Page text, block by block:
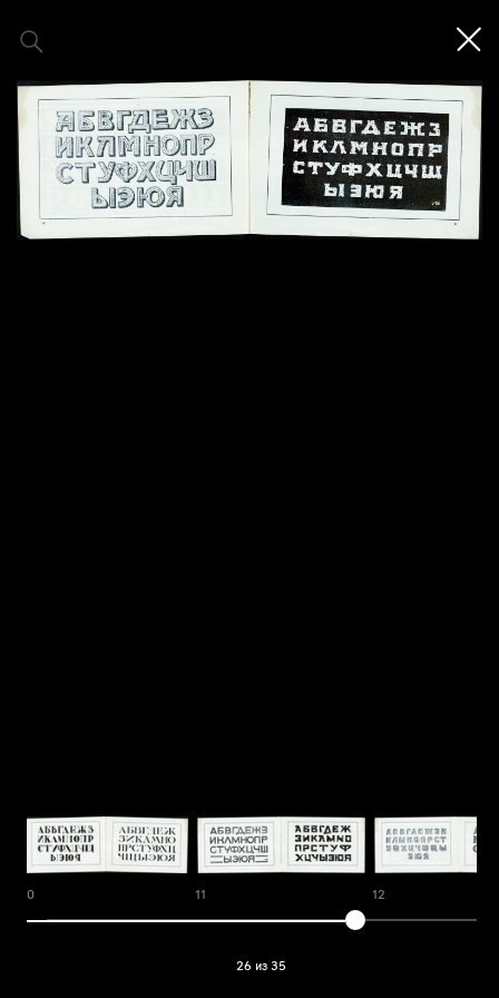
10 11 12
26 из 35